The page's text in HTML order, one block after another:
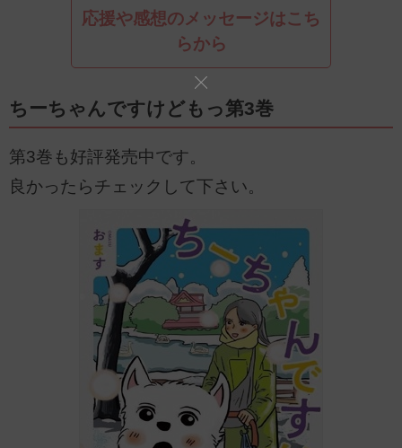
応援や感想のメッセージはこち
らから
ちーちゃんですけどもっ第3巻
第3巻も好評発売中です。
良かったらチェックして下さい。